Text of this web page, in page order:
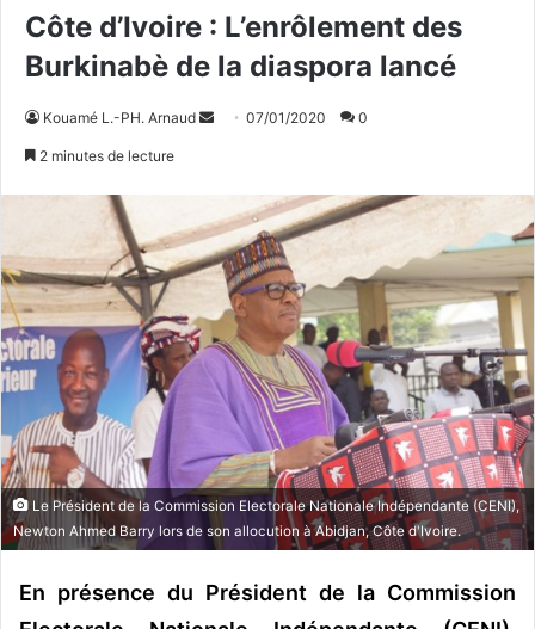
Côte d’Ivoire : L’enrôlement des
Burkinabè de la diaspora lancé
Kouamé L.-PH. Arnaud
y
e
u
n
r
r
e
07/01/2020 0
2 minutes de lecture
Le Président de la Commission Electorale Nationale Indépendante (CENI),
Newton Ahmed Barry lors de son allocution à Abidjan, Côte d'Ivoire.
En présence du Président de la Commission